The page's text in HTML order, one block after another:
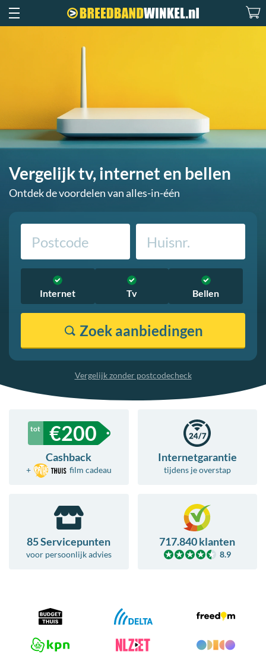
Vergelijk tv, internet en bellen
Ontdek de voordelen van alles-in-één
Internet Tv Bellen
Zoek aanbiedingen
Vergelijk zonder postcodecheck
€200
Cashback
+ film cadeau
Internetgarantie
tijdens je overstap
85 Servicepunten
voor persoonlijk advies
717.840 klanten
8.9